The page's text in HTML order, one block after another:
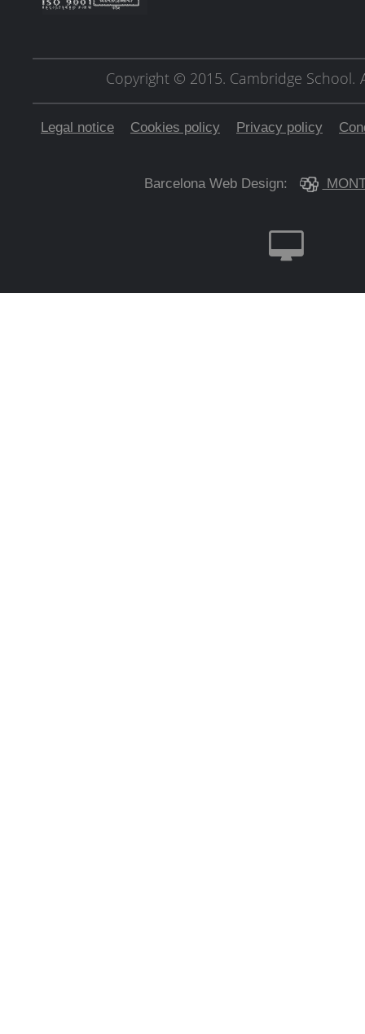
Copyright © 2015. Cambridge School.
Legal notice Cookies policy Privacy policy
Barcelona Web Design: